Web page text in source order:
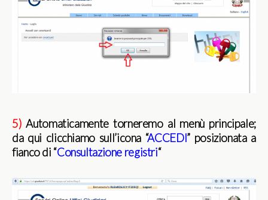
5) Automaticamente torneremo al menù principale;
da qui clicchiamo sull’icona “ACCEDI” posizionata a
fianco di “Consultazione registri“